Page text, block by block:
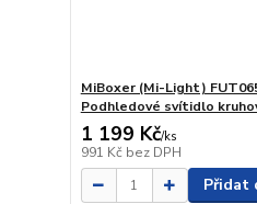
MiBoxer (Mi-Light)
Podhledové svítidlo
1 199 Kč/ks
991 Kč bez DPH
Přidat